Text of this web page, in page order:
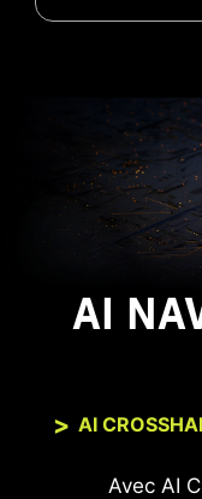
AI
AI
Avec AI
En plus de